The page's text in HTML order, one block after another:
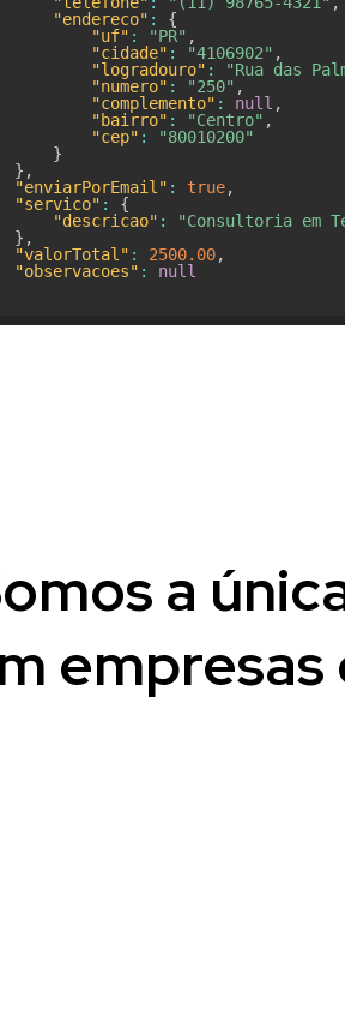
"endereco" :
{
"uf" : "PR" ,
"cidade" : "4106902" ,
"logradouro" : "Rua das
"numero" : "250" ,
"complemento" : null ,
"bairro" : "Centro" ,
"cep" :
"80010200"
}
} ,
"enviarPorEmail" : true,
"servico" :
{
"descricao" :
"Consultoria em
} ,
"valorTotal" : 2500.00,
"observacoes" :
null
a